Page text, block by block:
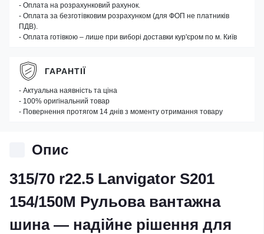
Опис
315/70 r22.5 Lanvigator S201
154/150M Рульова вантажна
шина — надійне рішення для
- Оплата на розрахунковий рахунок.
- Оплата за безготівковим розрахунком (для ФОП не платників
ПДВ).
- Оплата готівкою – лише при виборі доставки кур'єром по м. Київ
ГАРАНТІЇ
- Актуальна наявність та ціна
- 100% оригінальний товар
- Повернення протягом 14 днів з моменту отримання товару